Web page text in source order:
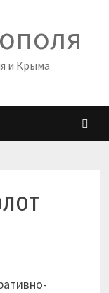
и Крыма